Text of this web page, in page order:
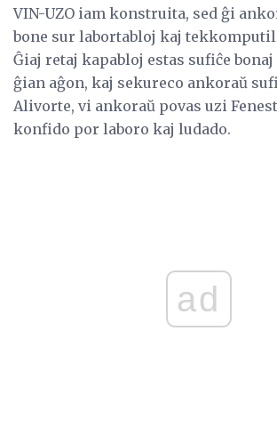
VIN-UZO iam konstruita, sed ĝi
bone sur labortabloj kaj
Ĝiaj retaj kapabloj estas sufiĉe
ĝian aĝon, kaj sekureco ankoraŭ
Alivorte, vi ankoraŭ povas uzi
konfido por laboro kaj ludado.
ad